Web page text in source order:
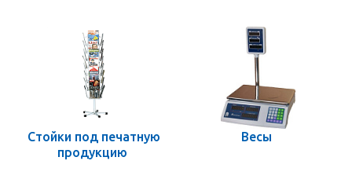
Стойки под печатную
продукцию
Весы